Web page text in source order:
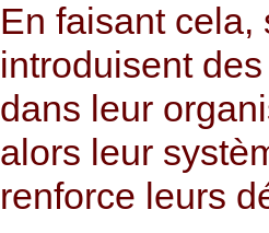
En faisant cela,
introduisent
dans leur
alors leur
renforce leurs